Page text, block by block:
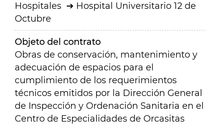
Hospitales
Hospital Universitario 12 de
Octubre
Objeto del contrato
Obras de conservación, mantenimiento y
adecuación de espacios para el
cumplimiento de los requerimientos
técnicos emitidos por la Dirección General
de Inspección y Ordenación Sanitaria en el
Centro de Especialidades de Orcasitas